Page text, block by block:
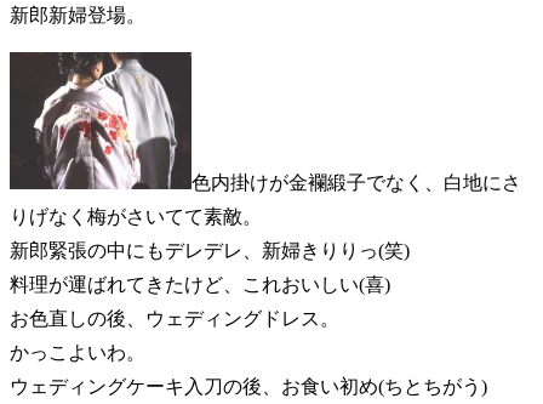
新郎新婦登場。
色内掛けが金襴緞子でなく、白地にさ
りげなく梅がさいてて素敵。
新郎緊張の中にもデレデレ、新婦きりりっ(笑)
料理が運ばれてきたけど、これおいしい(喜)
お色直しの後、ウェディングドレス。
かっこよいわ。
ウェディングケーキ入刀の後、お食い初め(ちとちがう)